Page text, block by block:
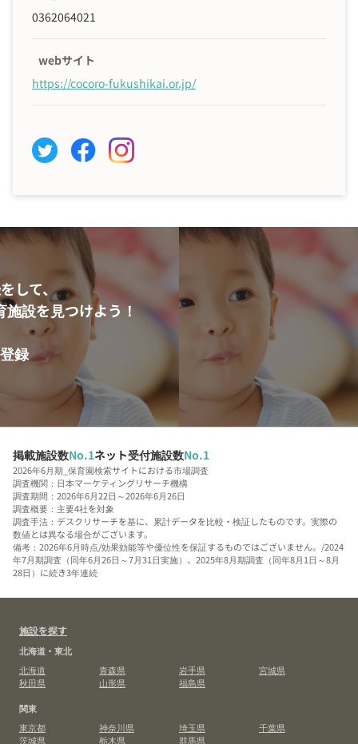
0362064021
webサイト
https://cocoro-fukushikai.or.jp/
して、
設を見つけよう！
録
掲載施設数No.1ネット受付施設数No.1
2026年6月期_保育園検索サイトにおける市場調査
調査機関：日本マーケティングリサーチ機構
調査期間：2026年6月22日～2026年6月26日
調査概要：主要4社を対象
調査手法：デスクリサーチを基に、累計データを比較・検証したものです。実際の
数値とは異なる場合がございます。
備考：2026年6月時点/効果効能等や優位性を保証するものではございません。/2024
年7月期調査（同年6月26日～7月31日実施）、2025年8月期調査（同年8月1日～8月
28日）に続き3年連続
施設を探す
北海道・東北
北海道
青森県 岩手県
宮城県
秋田県
山形県
福島県
関東
東京都
神奈川県 埼玉県
千葉県
茨城県
栃木県
群馬県